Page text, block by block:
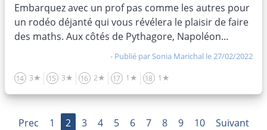
Embarquez avec un prof pas comme les autres pour
un rodéo déjanté qui vous révélera le plaisir de faire
des maths. Aux côtés de Pythagore, Napoléon...
- Publié parSonia Marichal le 27/02/2022
14 3★ 15 3★ 16 2★ 17 1★ 18 1★
Prec 1 2 3 4 5 6 7 8 9 10 Suivant